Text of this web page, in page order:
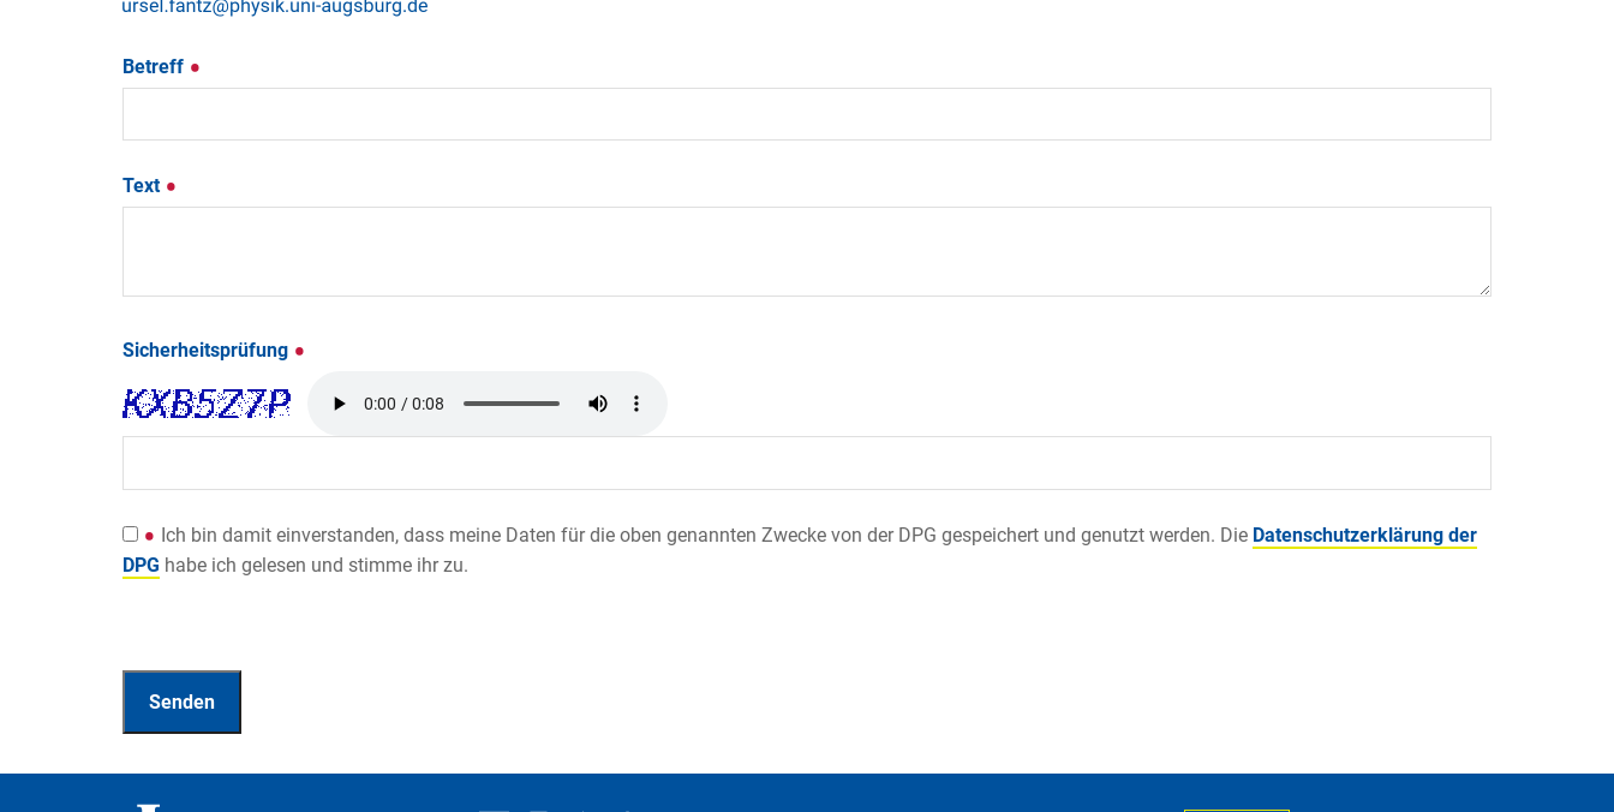
Betreff
Text
Sicherheitsprüfung
Ich bin damit einverstanden, dass meine Daten für die oben genannten Zwecke von der DPG gespeichert und genutzt werden. Die Datenschutzerklärung der
DPG habe ich gelesen und stimme ihr zu.